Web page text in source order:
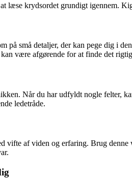
læse krydsordet grundigt igennem.
på små detaljer, der kan pege dig i
være afgørende for at finde det
Når du har udfyldt nogle felter,
ledetråde.
vifte af viden og erfaring. Brug